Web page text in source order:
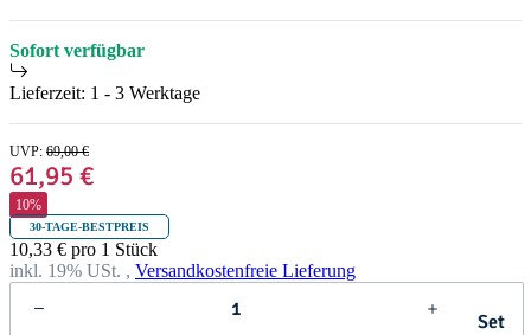
Sofort verfügbar
Lieferzeit: 1 - 3 Werktage
UVP: 69,00 €
61,95 €
10%
30-TAGE-BESTPREIS
10,33 € pro 1 Stück
inkl. 19% USt. , Versandkostenfreie Lieferung
Set